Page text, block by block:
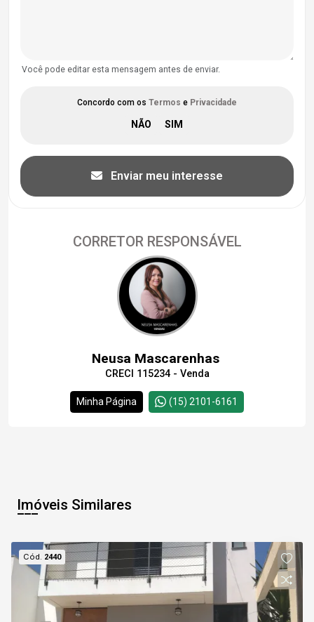
Você pode editar esta mensagem antes de enviar.
Concordo com os Termos e Privacidade
Enviar meu interesse
CORRETOR RESPONSÁVEL
Neusa Mascarenhas
CRECI 115234 - Venda
Minha Página (15) 2101-6161
Imóveis Similares
Cód. 2440